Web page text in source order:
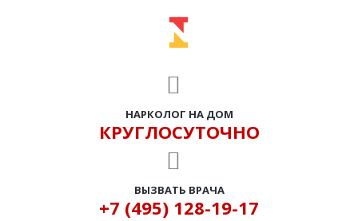
НАРКОЛОГ НА ДОМ
КРУГЛОСУТОЧНО
ВЫЗВАТЬ ВРАЧА
+7 (495) 128-19-17